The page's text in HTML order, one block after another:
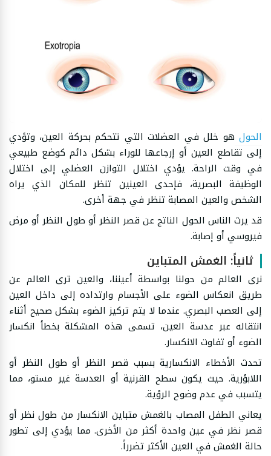
الحول هو خلل في العضلات التي تتحكم بحركة العين، وتؤدي
إلى تقاطع العين أو إرجاعها للوراء بشكل دائم كوضع طبيعي
في وقت الراحة. يؤدي اختلال التوازن العضلي إلى اختلال
الوظيفة البصرية، فإحدى العينين تنظر للمكان الذي يراه
الشخص والعين المصابة تنظر في جهة أخرى.
قد يرث الناس الحول الناتج عن قصر النظر أو طول النظر أو مرض
فيروسي أو إصابة.
ثانياً: الغمش المتباين
نرى العالم من حولنا بواسطة أعيننا، والعين ترى العالم عن
طريق انعكاس الضوء على الأجسام وارتداده إلى داخل العين
إلى العصب البصري. عندما لا يتم تركيز الضوء بشكل صحيح أثناء
انتقاله عبر عدسة العين، تسمى هذه المشكلة بخطأ انكسار
الضوء أو تفاوت الانكسار.
تحدث الأخطاء الانكسارية بسبب قصر النظر أو طول النظر أو
اللابؤرية. حيث يكون سطح القرنية أو العدسة غير مستو، مما
يتسبب في عدم وضوح الرؤية.
يعاني الطفل المصاب بالغمش متباين الانكسار من طول نظر أو
قصر نظر في عين واحدة أكثر من الأخرى. مما يؤدي إلى تطور
حالة الغمش في العين الأكثر تضرراً.